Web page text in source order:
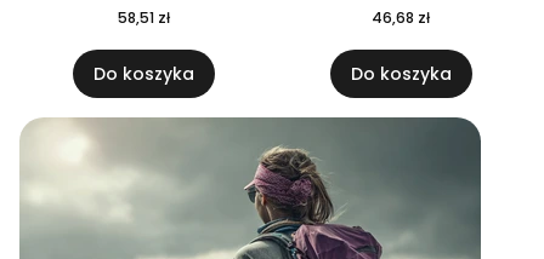
58,51 zł
Do koszyka
46,68 zł
Do koszyka